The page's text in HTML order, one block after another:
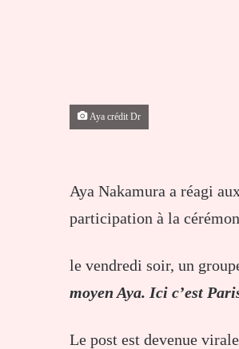
Aya crédit Dr
Aya Nakamura a réagi
participation à la
le vendredi soir, un
moyen Aya. Ici c’est
Le post est devenue